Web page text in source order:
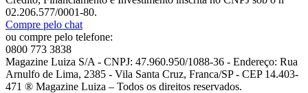
02.206.577/0001-80.
Compre pelo chat
ou compre pelo telefone:
0800 773 3838
Magazine Luiza S/A - CNPJ: 47.960.950/1088-36 - Endereço: Rua
Arnulfo de Lima, 2385 - Vila Santa Cruz, Franca/SP - CEP 14.403-
471 ® Magazine Luiza – Todos os direitos reservados.